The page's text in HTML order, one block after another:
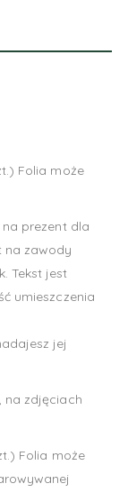
Folia może
na prezent dla
na zawody
Tekst jest
umieszczenia
jej
na zdjęciach
Folia może